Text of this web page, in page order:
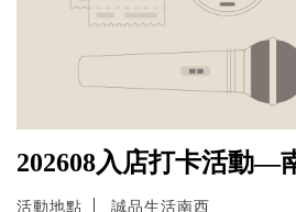
202608入店打卡活動—
活動地點
誠品生活南西